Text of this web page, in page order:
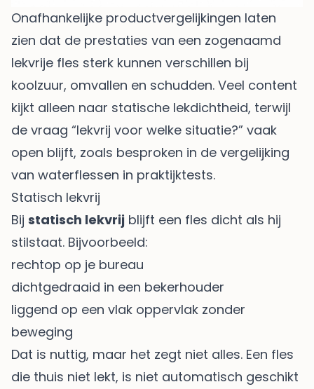
Onafhankelijke productvergelijkingen laten
zien dat de prestaties van een zogenaamd
lekvrije fles sterk kunnen verschillen bij
koolzuur, omvallen en schudden. Veel content
kijkt alleen naar statische lekdichtheid, terwijl
de vraag “lekvrij voor welke situatie?” vaak
open blijft, zoals besproken in de vergelijking
van waterflessen in praktijktests.
Statisch lekvrij
Bij statisch lekvrij blijft een fles dicht als hij
stilstaat. Bijvoorbeeld:
rechtop op je bureau
dichtgedraaid in een bekerhouder
liggend op een vlak oppervlak zonder
beweging
Dat is nuttig, maar het zegt niet alles. Een fles
die thuis niet lekt, is niet automatisch geschikt